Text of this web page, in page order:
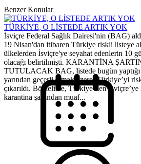
Benzer Konular
TÜRKİYE, O LİSTEDE ARTIK YOK
İsviçre Federal Sağlık Dairesi'nin (BAG)
19 Nisan'dan itibaren Türkiye riskli listeye
ülkelerden İsviçre'ye seyahat edenlerin 10
olacağı belirtilmişti. KARANTİNA
TUTULACAK BAG, listede bugün yaptığı
yarından geçerli olmak üzere, Türkiye’yi
çıkarıldı. Böylelikle, Türkiye’den İsviçre’ye
karantina şartından muaf...